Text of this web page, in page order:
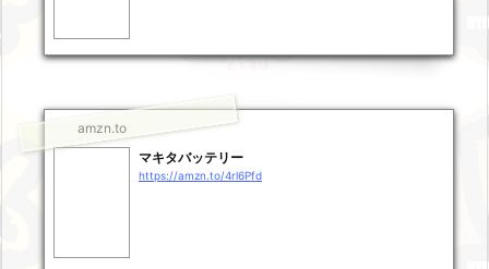
amzn.to
マキタバッテリー
https://amzn.to/4rl6Pfd